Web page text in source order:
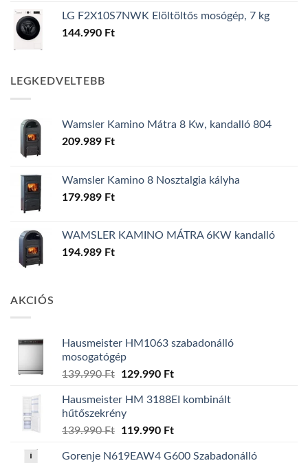
LG F2X10S7NWK Elöltöltős mosógép, 7 kg
144.990 Ft
LEGKEDVELTEBB
Wamsler Kamino Mátra 8 Kw, kandalló 804
209.989 Ft
Wamsler Kamino 8 Nosztalgia kályha
179.989 Ft
WAMSLER KAMINO MÁTRA 6KW kandalló
194.989 Ft
AKCIÓS
Hausmeister HM1063 szabadonálló
mosogatógép
139.990Ft
Original
was:
139.990 Ft.
129.990 FtCurrent
is:
Hausmeister HM 3188EI kombinált
hűtőszekrény
139.990Ft
Original
was:
119.990 FtCurrent
is:
Gorenje N619EAW4 G600 Szabadonálló